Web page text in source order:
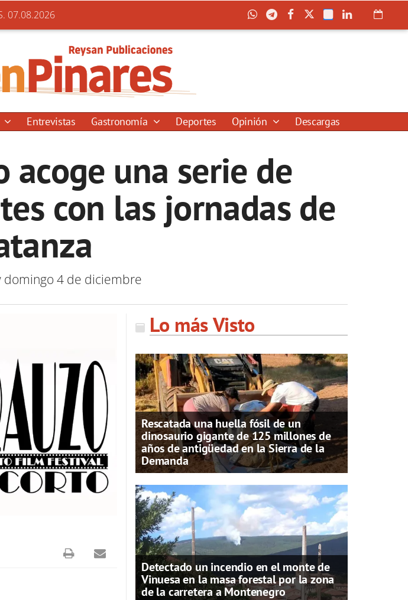
07.08.2026
Entrevistas Gastronomía Deportes Opinión Descargas
acoge una serie de
con las jornadas de
domingo 4 de diciembre
Lo más Visto
Rescatada una huella fósil de un
dinosaurio gigante de 125 millones de
años de antigüedad en la Sierra de la
Demanda
Detectado un incendio en el monte de
Vinuesa en la masa forestal por la zona
de la carretera a Montenegro